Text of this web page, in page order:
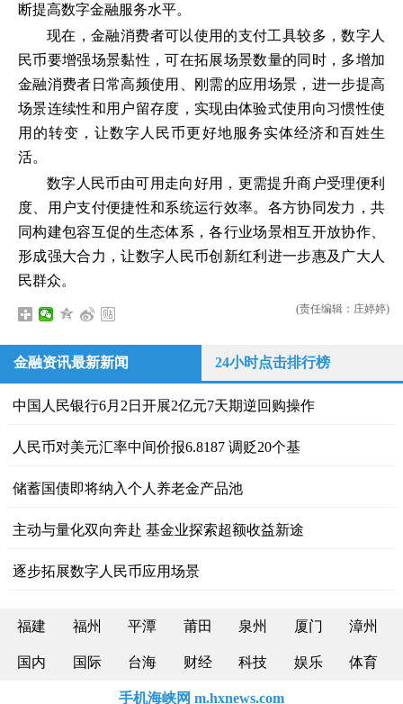
断提高数字金融服务水平。
现在，金融消费者可以使用的支付工具较多，数字人
民币要增强场景黏性，可在拓展场景数量的同时，多增加
金融消费者日常高频使用、刚需的应用场景，进一步提高
场景连续性和用户留存度，实现由体验式使用向习惯性使
用的转变，让数字人民币更好地服务实体经济和百姓生
活。
数字人民币由可用走向好用，更需提升商户受理便利
度、用户支付便捷性和系统运行效率。各方协同发力，共
同构建包容互促的生态体系，各行业场景相互开放协作、
形成强大合力，让数字人民币创新红利进一步惠及广大人
民群众。
(责任编辑：庄婷婷)
金融资讯最新新闻 24小时点击排行榜
中国人民银行6月2日开展2亿元7天期逆回购操作
人民币对美元汇率中间价报6.8187 调贬20个基
储蓄国债即将纳入个人养老金产品池
主动与量化双向奔赴 基金业探索超额收益新途
逐步拓展数字人民币应用场景
福建 福州 平潭 莆田 泉州 厦门 漳州
国内 国际 台海 财经 科技 娱乐 体育
手机海峡网 m.hxnews.com